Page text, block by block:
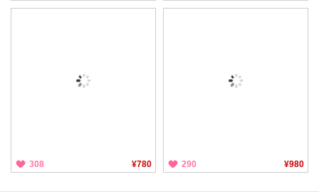
308 ¥780 290 ¥980